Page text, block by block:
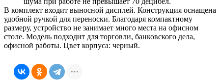
В комплект входит выносной дисплей. Конструкция оснащена
удобной ручкой для переноски. Благодаря компактному
размеру, устройство не занимает много места на офисном
столе. Модель подходит для торговли, банковского дела,
офисной работы. Цвет корпуса: черный.